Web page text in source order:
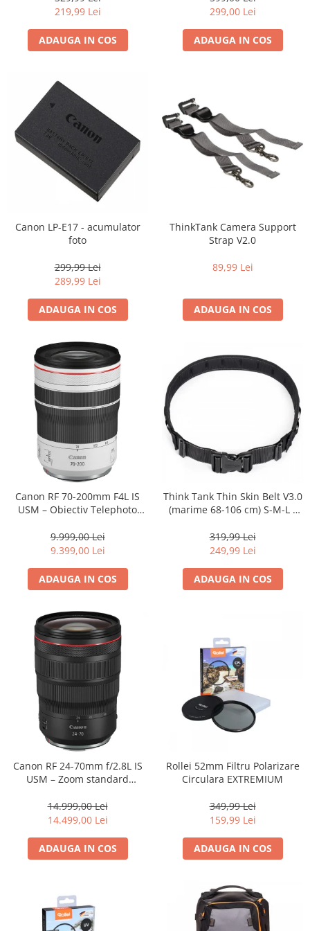
Carduri memorie, Cititoare
Carduri memorie
Cititoare carduri
Telecomenzi
LCD protectie
Recordere audio digitale
Acumulatori si baterii
Acumulatori Foto
incarcatoare
Huse protectie acumulatori foto
Tablete grafice
Alimentatoare 220V
Cabluri
Carcase de tip Cage, pentru
integrare in sisteme video
complexe
Curatare Senzor
Huse de ploaie
Microfoane / Reportofoane
Nivela patina
Transmitator de fisiere fara fir
Vizor
Accesorii diverse
Genti, Rucsacuri, Troller foto
Genti foto
Genti Holster TopLoader
Genti, Troller Video
Rucsacuri Foto
Only One Shoulder - SlingShot
Tocuri si huse protectie aparate
Hamuri si Centuri foto
Curele Aparat - Umar
Genti Laptop si iPad
Hand Strap / Grip
Troller
Video / Camere si accesorii
Camere video profesionale
219,99 Lei
ADAUGA IN COS
299,00 Lei
ADAUGA IN COS
Canon LP-E17 - acumulator
foto
299,99 Lei
289,99 Lei
ADAUGA IN COS
ThinkTank Camera Support
Strap V2.0
89,99 Lei
ADAUGA IN COS
Canon RF 70-200mm F4L IS
USM – Obiectiv Telephoto
9.999,00 Lei
9.399,00 Lei
ADAUGA IN COS
Think Tank Thin Skin Belt V3.0
(marime 68-106 cm) S-M-L -
319,99 Lei
249,99 Lei
ADAUGA IN COS
Canon RF 24-70mm f/2.8L IS
USM – Zoom standard
14.999,00 Lei
14.499,00 Lei
ADAUGA IN COS
Rollei 52mm Filtru Polarizare
Circulara EXTREMIUM
349,99 Lei
159,99 Lei
ADAUGA IN COS